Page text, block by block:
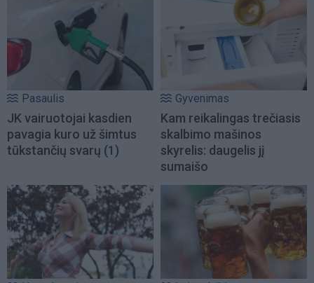
Pasaulis
JK vairuotojai kasdien
pavagia kuro už šimtus
tūkstančių svarų (1)
Gyvenimas
Kam reikalingas trečiasis
skalbimo mašinos
skyrelis: daugelis jį
sumaišo